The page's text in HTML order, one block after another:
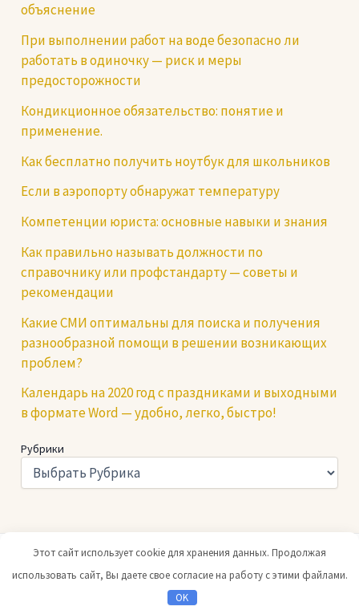
объяснение
При выполнении работ на воде безопасно ли
работать в одиночку — риск и меры
предосторожности
Кондикционное обязательство: понятие и
применение.
Как бесплатно получить ноутбук для школьников
Если в аэропорту обнаружат температуру
Компетенции юриста: основные навыки и знания
Как правильно называть должности по
справочнику или профстандарту — советы и
рекомендации
Какие СМИ оптимальны для поиска и получения
разнообразной помощи в решении возникающих
проблем?
Календарь на 2020 год с праздниками и выходными
в формате Word — удобно, легко, быстро!
Рубрики
Copyright © 2026 Юридический портал |При копировании
ссылка на нас обязательна
Этот сайт использует cookie для хранения данных. Продолжая
использовать сайт, Вы даете свое согласие на работу с этими файлами.
OK